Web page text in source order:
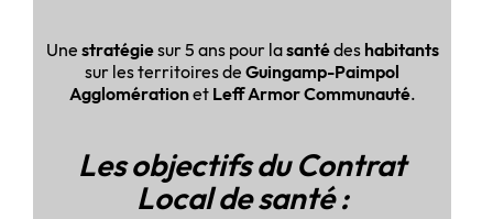
Une stratégiesur 5 ans pour lasantédes habitants
sur les territoires de Guingamp-Paimpol
Agglomérationet Leff Armor Communauté.
Les objectifs du Contrat
Local de santé :